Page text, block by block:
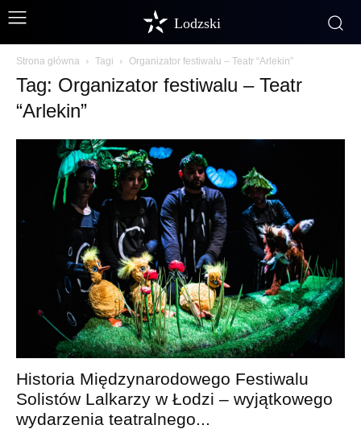
Lodzski
Strona główna Tagi Organizator festiwalu – Teatr “Arlekin”
Tag: Organizator festiwalu – Teatr
“Arlekin”
Historia Międzynarodowego Festiwalu
Solistów Lalkarzy w Łodzi – wyjątkowego
wydarzenia teatralnego...